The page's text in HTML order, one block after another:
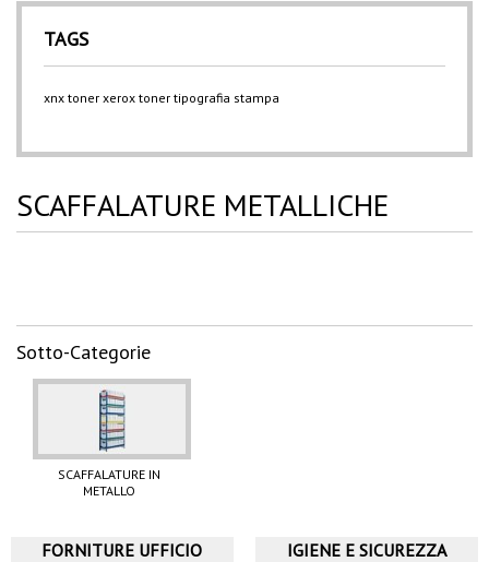
TAGS
xnx toner xerox toner tipografia stampa
SCAFFALATURE METALLICHE
Sotto-Categorie
SCAFFALATURE IN
METALLO
FORNITURE UFFICIO IGIENE E SICUREZZA